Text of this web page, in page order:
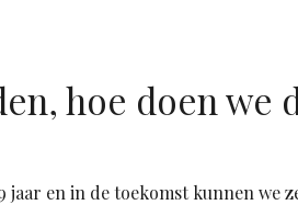
hoe doen we
en in de toekomst kunnen we